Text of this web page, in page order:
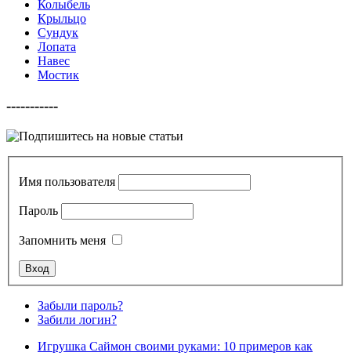
Колыбель
Крыльцо
Сундук
Лопата
Навес
Мостик
-----------
Имя пользователя
Пароль
Запомнить меня
Забыли пароль?
Забили логин?
Игрушка Саймон своими руками: 10 примеров как